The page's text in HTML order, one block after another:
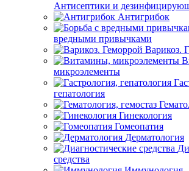
Антисептики и
Антигрибок
вредными привычками
Варикоз.
микроэлементы
гепатология
Гинекология
Гомеопатия
Дерматология
средства